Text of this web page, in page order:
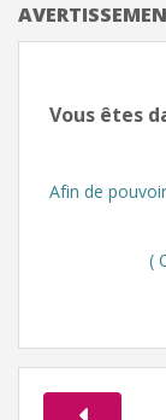
Vous êtes
Afin de
(